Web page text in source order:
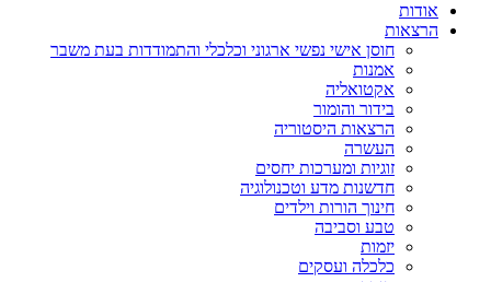
אודות
הרצאות
חוסן אישי נפשי ארגוני וכלכלי והתמודדות בעת משבר
אמנות
אקטואליה
בידור והומור
הרצאות היסטוריה
העשרה
זוגיות ומערכות יחסים
חדשנות מדע וטכנולוגיה
חינוך הורות וילדים
טבע וסביבה
יזמות
כלכלה ועסקים